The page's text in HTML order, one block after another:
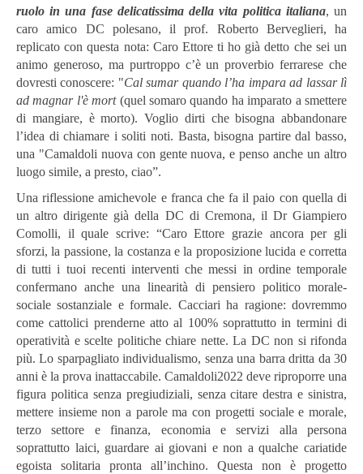
ruolo in una fase delicatissima della vita politica italiana, un
caro amico DC polesano, il prof. Roberto Berveglieri, ha
replicato con questa nota: Caro Ettore ti ho già detto che sei un
animo generoso, ma purtroppo c’è un proverbio ferrarese che
dovresti conoscere: "Cal sumar quando l’ha impara ad lassar lì
ad magnar l'è mort(quel somaro quando ha imparato a smettere
di mangiare, è morto). Voglio dirti che bisogna abbandonare
l’idea di chiamare i soliti noti. Basta, bisogna partire dal basso,
una "Camaldoli nuova con gente nuova, e penso anche un altro
luogo simile, a presto, ciao”.
Una riflessione amichevole e franca che fa il paio con quella di
un altro dirigente già della DC di Cremona, il Dr Giampiero
Comolli, il quale scrive: “Caro Ettore grazie ancora per gli
sforzi, la passione, la costanza e la proposizione lucida e corretta
di tutti i tuoi recenti interventi che messi in ordine temporale
confermano anche una linearità di pensiero politico morale-
sociale sostanziale e formale. Cacciari ha ragione: dovremmo
come cattolici prenderne atto al 100% soprattutto in termini di
operatività e scelte politiche chiare nette. La DC non si rifonda
più. Lo sparpagliato individualismo, senza una barra dritta da 30
anni è la prova inattaccabile. Camaldoli2022 deve riproporre una
figura politica senza pregiudiziali, senza citare destra e sinistra,
mettere insieme non a parole ma con progetti sociale e morale,
terzo settore e finanza, economia e servizi alla persona
soprattutto laici, guardare ai giovani e non a qualche cariatide
egoista solitaria pronta all’inchino. Questa non è progetto